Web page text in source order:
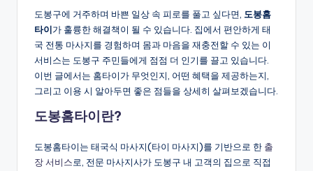
도봉구에 거주하며 바쁜 일상 속 피로를 풀고 싶다면, 도봉홈
타이가 훌륭한 해결책이 될 수 있습니다. 집에서 편안하게 태
국 전통 마사지를 경험하며 몸과 마음을 재충전할 수 있는 이
서비스는 도봉구 주민들에게 점점 더 인기를 끌고 있습니다.
이번 글에서는 홈타이가 무엇인지, 어떤 혜택을 제공하는지,
그리고 이용 시 알아두면 좋은 점들을 상세히 살펴보겠습니다.
도봉홈타이란?
도봉홈타이는 태국식 마사지(타이 마사지)를 기반으로 한 출
장 서비스로, 전문 마사지사가 도봉구 내 고객의 집으로 직접